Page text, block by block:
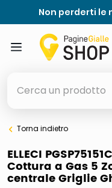
Non perderti le
elenchi telefonici
orologio parete
Torna indietro
ELLECI
Cottura a Gas 5
centrale Griglie